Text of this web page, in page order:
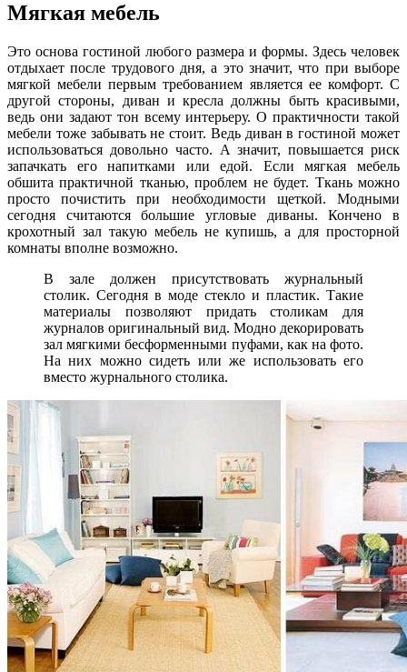
Мягкая мебель
Это основа гостиной любого размера и формы. Здесь человек
отдыхает после трудового дня, а это значит, что при выборе
мягкой мебели первым требованием является ее комфорт. С
другой стороны, диван и кресла должны быть красивыми,
ведь они задают тон всему интерьеру. О практичности такой
мебели тоже забывать не стоит. Ведь диван в гостиной может
использоваться довольно часто. А значит, повышается риск
запачкать его напитками или едой. Если мягкая мебель
обшита практичной тканью, проблем не будет. Ткань можно
просто почистить при необходимости щеткой. Модными
сегодня считаются большие угловые диваны. Кончено в
крохотный зал такую мебель не купишь, а для просторной
комнаты вполне возможно.
В зале должен присутствовать журнальный
столик. Сегодня в моде стекло и пластик. Такие
материалы позволяют придать столикам для
журналов оригинальный вид. Модно декорировать
зал мягкими бесформенными пуфами, как на фото.
На них можно сидеть или же использовать его
вместо журнального столика.